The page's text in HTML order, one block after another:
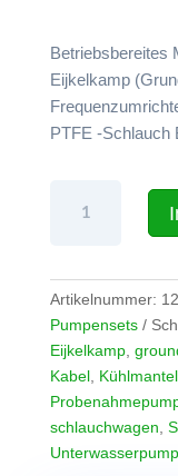
Betriebsbereites
Eijkelkamp
PTFE -Schlauch
Eijkelkamp
Pumpe
mit
90
m
Kabel,
Schlauchwagen,
PTFE
Artikelnummer:
Pumpensets
Eijkelkamp,
Kabel, Kühlmantel
schlauchwagen,